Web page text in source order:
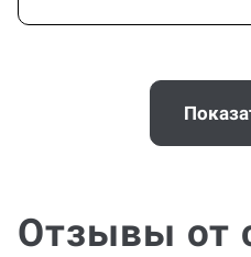
Помощь с
практике нужна
(консультация
Отзывы от